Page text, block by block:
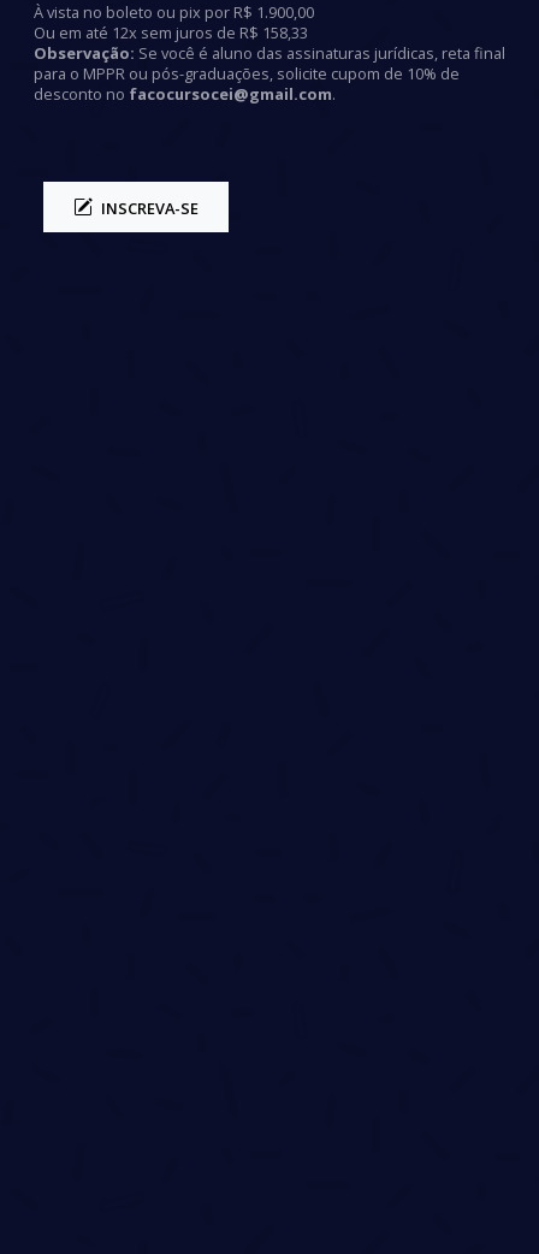
À vista no boleto ou pix por R$ 1.900,00
Ou em até 12x sem juros de R$ 158,33
Observação: Se você é aluno das assinaturas jurídicas, reta final
para o MPPR ou pós-graduações, solicite cupom de 10% de
desconto no facocursocei@gmail.com.
INSCREVA-SE